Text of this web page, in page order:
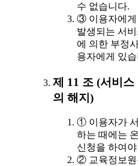
수 없습니다.
③ 이용자에게
발생되는 서
에 의한 부정
용자에게 있
제 11 조 (서비
의 해지)
① 이용자가
하는 때에는
신청을 하여
② 교육정보원